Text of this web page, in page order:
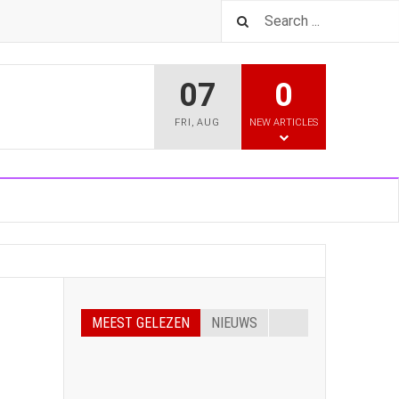
07
FRI ,AUG
0
NEW ARTICLES
MEEST GELEZEN NIEUWS